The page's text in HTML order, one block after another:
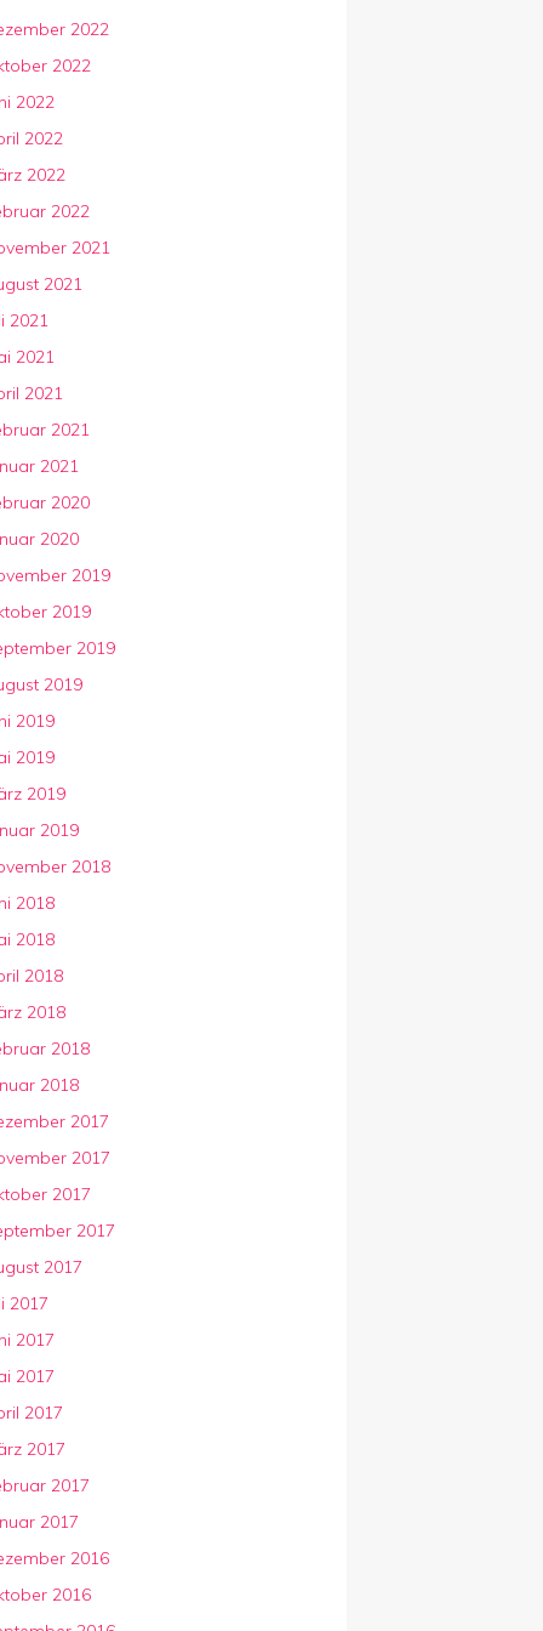
2022
2022
2022
2022
2022
2022
2021
2021
2021
2021
2021
2021
2021
2020
2020
2019
2019
2019
2019
2019
2019
2019
2019
2018
2018
2018
2018
2018
2018
2018
2017
2017
2017
2017
2017
2017
2017
2017
2017
2017
2017
2017
2016
2016